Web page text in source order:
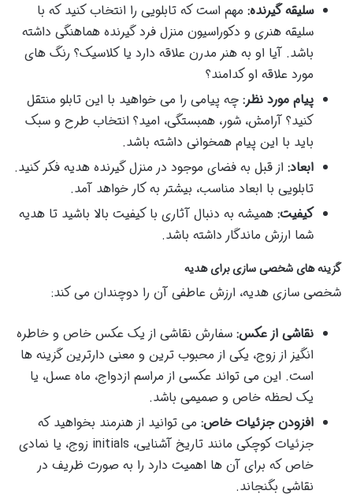
سلیقه گیرنده: مهم است که تابلویی را انتخاب کنید که با
سلیقه هنری و دکوراسیون منزل فرد گیرنده هماهنگی داشته
باشد. آیا او به هنر مدرن علاقه دارد یا کلاسیک؟ رنگ های
مورد علاقه او کدامند؟
پیام مورد نظر: چه پیامی را می خواهید با این تابلو منتقل
کنید؟ آرامش، شور، همبستگی، امید؟ انتخاب طرح و سبک
باید با این پیام همخوانی داشته باشد.
ابعاد: از قبل به فضای موجود در منزل گیرنده هدیه فکر کنید.
تابلویی با ابعاد مناسب، بیشتر به کار خواهد آمد.
کیفیت: همیشه به دنبال آثاری با کیفیت بالا باشید تا هدیه
شما ارزش ماندگار داشته باشد.
گزینه های شخصی سازی برای هدیه
شخصی سازی هدیه، ارزش عاطفی آن را دوچندان می کند:
نقاشی از عکس: سفارش نقاشی از یک عکس خاص و خاطره
انگیز از زوج، یکی از محبوب ترین و معنی دارترین گزینه ها
است. این می تواند عکسی از مراسم ازدواج، ماه عسل، یا
یک لحظه خاص و صمیمی باشد.
افزودن جزئیات خاص: می توانید از هنرمند بخواهید که
جزئیات کوچکی مانند تاریخ آشنایی، initials زوج، یا نمادی
خاص که برای آن ها اهمیت دارد را به صورت ظریف در
نقاشی بگنجاند.